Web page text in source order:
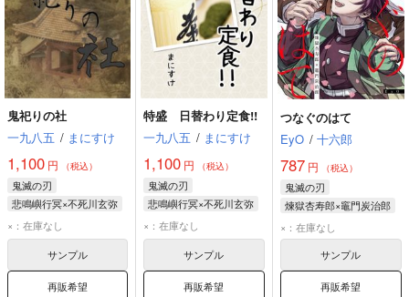
鬼祀りの社
一九八五 / まにすけ
1,100 円 （税込）
鬼滅の刃
悲鳴嶼行冥×不死川玄弥
悲鳴嶼行冥
不死川玄弥
×：在庫なし
サンプル
再販希望
特盛 日替わり定食!!
一九八五 / まにすけ
1,100 円 （税込）
鬼滅の刃
悲鳴嶼行冥×不死川玄弥
悲鳴嶼行冥
不死川玄弥
×：在庫なし
サンプル
再販希望
つなぐのはて
EyO / 十六郎
787円 （税込）
鬼滅の刃
煉獄杏寿郎×竈門炭治郎
竈門炭治郎
煉獄杏寿郎
×：在庫なし
サンプル
再販希望